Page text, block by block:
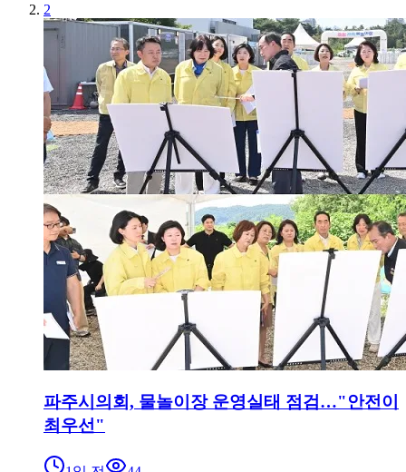
2
파주시의회, 물놀이장 운영실태 점검…"안전이
최우선"